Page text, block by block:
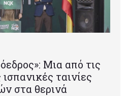
Mια από τις
ταινίες
στα θερινά